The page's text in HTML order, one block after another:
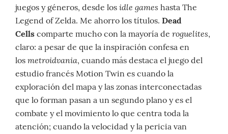
juegos y géneros, desde los idle games hasta The
Legend of Zelda. Me ahorro los títulos. Dead
Cells comparte mucho con la mayoría de roguelites,
claro: a pesar de que la inspiración confesa en
los metroidvania, cuando más destaca el juego del
estudio francés Motion Twin es cuando la
exploración del mapa y las zonas interconectadas
que lo forman pasan a un segundo plano y es el
combate y el movimiento lo que centra toda la
atención; cuando la velocidad y la pericia van